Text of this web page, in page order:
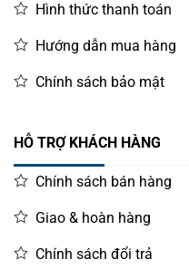
Hình thức thanh toán
Hướng dẫn mua hàng
Chính sách bảo mật
HỖ TRỢ KHÁCH HÀNG
Chính sách bán hàng
Giao & hoàn hàng
Chính sách đổi trả